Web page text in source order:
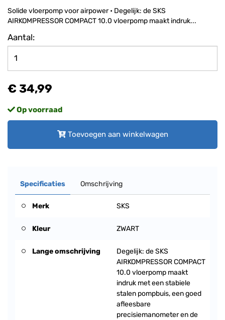
Solide vloerpomp voor airpower • Degelijk: de SKS
AIRKOMPRESSOR COMPACT 10.0 vloerpomp maakt indruk...
Aantal:
€ 34,99
Op voorraad
Toevoegen aan winkelwagen
Specificaties Omschrijving
Merk SKS
Kleur ZWART
Lange omschrijving
Degelijk: de SKS
AIRKOMPRESSOR COMPACT
10.0 vloerpomp maakt
indruk met een stabiele
stalen pompbuis, een goed
afleesbare
precisiemanometer en de